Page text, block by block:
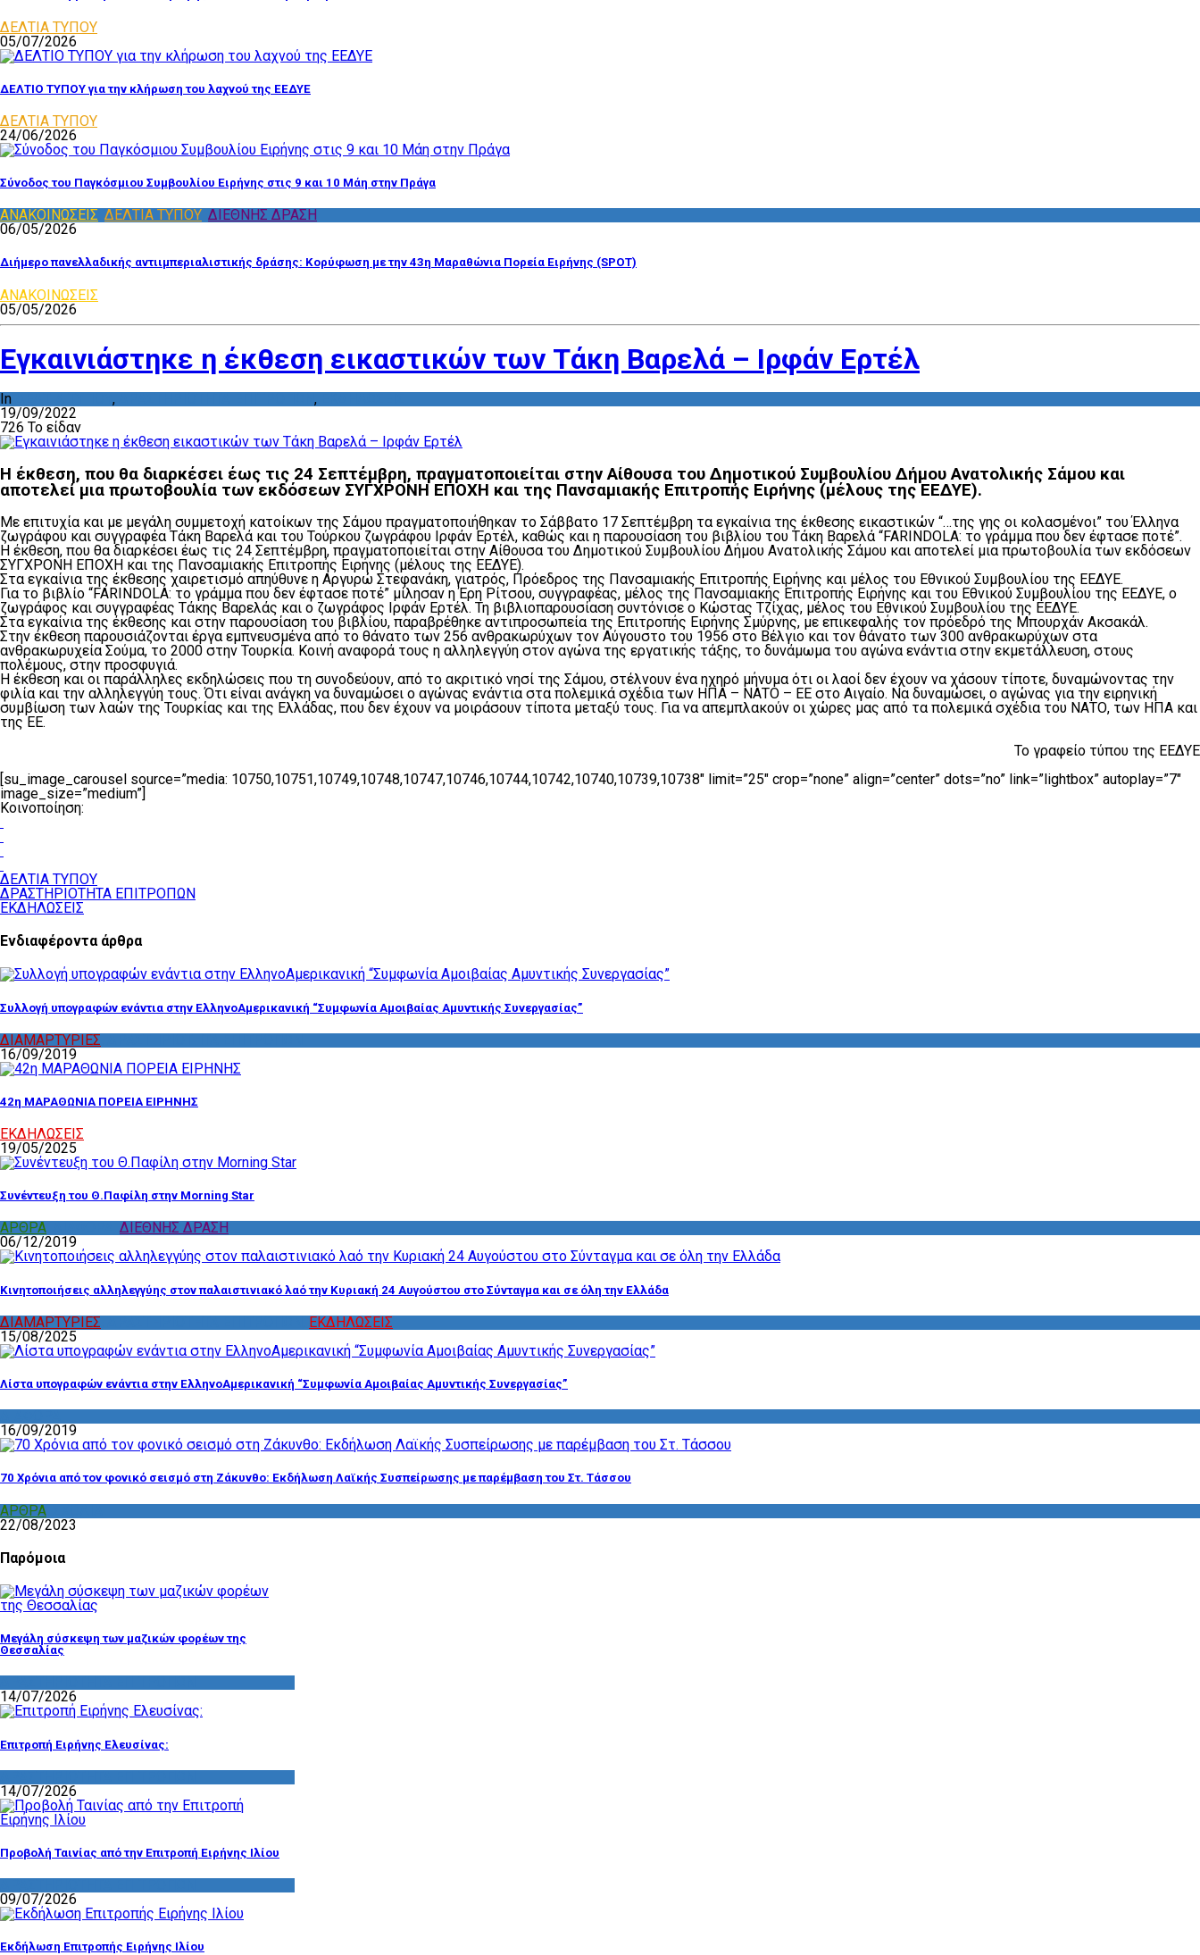
ΔΕΛΤΙΑ ΤΥΠΟΥ
05/07/2026
ΔΕΛΤΙΟ ΤΥΠΟΥ για την κλήρωση του λαχνού της ΕΕΔΥΕ
ΔΕΛΤΙΑ ΤΥΠΟΥ
24/06/2026
Σύνοδος του Παγκόσμιου Συμβουλίου Ειρήνης στις 9 και 10 Μάη στην Πράγα
ΑΝΑΚΟΙΝΩΣΕΙΣ ΔΕΛΤΙΑ ΤΥΠΟΥ ΔΙΕΘΝΗΣ ΔΡΑΣΗ
06/05/2026
Διήμερο πανελλαδικής αντιιμπεριαλιστικής δράσης: Κορύφωση με την 43η Μαραθώνια Πορεία Ειρήνης (SPOT)
ΑΝΑΚΟΙΝΩΣΕΙΣ
05/05/2026
Εγκαινιάστηκε η έκθεση εικαστικών των Τάκη Βαρελά – Ιρφάν Ερτέλ
In , ,
19/09/2022
726 Το είδαν
Η έκθεση, που θα διαρκέσει έως τις 24 Σεπτέμβρη, πραγματοποιείται στην Αίθουσα του Δημοτικού Συμβουλίου Δήμου Ανατολικής Σάμου και
αποτελεί μια πρωτοβουλία των εκδόσεων ΣΥΓΧΡΟΝΗ ΕΠΟΧΗ και της Πανσαμιακής Επιτροπής Ειρήνης (μέλους της ΕΕΔΥΕ).
Με επιτυχία και με μεγάλη συμμετοχή κατοίκων της Σάμου πραγματοποιήθηκαν το Σάββατο 17 Σεπτέμβρη τα εγκαίνια της έκθεσης εικαστικών “…της γης οι κολασμένοι” του Έλληνα
ζωγράφου και συγγραφέα Τάκη Βαρελά και του Τούρκου ζωγράφου Ιρφάν Ερτέλ, καθώς και η παρουσίαση του βιβλίου του Τάκη Βαρελά “FARINDOLA: το γράμμα που δεν έφτασε ποτέ”.
Η έκθεση, που θα διαρκέσει έως τις 24 Σεπτέμβρη, πραγματοποιείται στην Αίθουσα του Δημοτικού Συμβουλίου Δήμου Ανατολικής Σάμου και αποτελεί μια πρωτοβουλία των εκδόσεων
ΣΥΓΧΡΟΝΗ ΕΠΟΧΗ και της Πανσαμιακής Επιτροπής Ειρήνης (μέλους της ΕΕΔΥΕ).
Στα εγκαίνια της έκθεσης χαιρετισμό απηύθυνε η Αργυρώ Στεφανάκη, γιατρός, Πρόεδρος της Πανσαμιακής Επιτροπής Ειρήνης και μέλος του Εθνικού Συμβουλίου της ΕΕΔΥΕ.
Για το βιβλίο “FARINDOLA: το γράμμα που δεν έφτασε ποτέ” μίλησαν η Έρη Ρίτσου, συγγραφέας, μέλος της Πανσαμιακής Επιτροπής Ειρήνης και του Εθνικού Συμβουλίου της ΕΕΔΥΕ, ο
ζωγράφος και συγγραφέας Τάκης Βαρελάς και ο ζωγράφος Ιρφάν Ερτέλ. Τη βιβλιοπαρουσίαση συντόνισε ο Κώστας Τζίχας, μέλος του Εθνικού Συμβουλίου της ΕΕΔΥΕ.
Στα εγκαίνια της έκθεσης και στην παρουσίαση του βιβλίου, παραβρέθηκε αντιπροσωπεία της Επιτροπής Ειρήνης Σμύρνης, με επικεφαλής τον πρόεδρό της Μπουρχάν Ακσακάλ.
Στην έκθεση παρουσιάζονται έργα εμπνευσμένα από το θάνατο των 256 ανθρακωρύχων τον Αύγουστο του 1956 στο Βέλγιο και τον θάνατο των 300 ανθρακωρύχων στα
ανθρακωρυχεία Σούμα, το 2000 στην Τουρκία. Κοινή αναφορά τους η αλληλεγγύη στον αγώνα της εργατικής τάξης, το δυνάμωμα του αγώνα ενάντια στην εκμετάλλευση, στους
πολέμους, στην προσφυγιά.
Η έκθεση και οι παράλληλες εκδηλώσεις που τη συνοδεύουν, από το ακριτικό νησί της Σάμου, στέλνουν ένα ηχηρό μήνυμα ότι οι λαοί δεν έχουν να χάσουν τίποτε, δυναμώνοντας την
φιλία και την αλληλεγγύη τους. Ότι είναι ανάγκη να δυναμώσει ο αγώνας ενάντια στα πολεμικά σχέδια των ΗΠΑ – ΝΑΤΟ – ΕΕ στο Αιγαίο. Να δυναμώσει, ο αγώνας για την ειρηνική
συμβίωση των λαών της Τουρκίας και της Ελλάδας, που δεν έχουν να μοιράσουν τίποτα μεταξύ τους. Για να απεμπλακούν οι χώρες μας από τα πολεμικά σχέδια του ΝΑΤΟ, των ΗΠΑ και
της ΕΕ.
Το γραφείο τύπου της ΕΕΔΥΕ
[su_image_carousel source=”media: 10750,10751,10749,10748,10747,10746,10744,10742,10740,10739,10738″ limit=”25″ crop=”none” align=”center” dots=”no” link=”lightbox” autoplay=”7″
image_size=”medium”]
Κοινοποίηση:
ΔΕΛΤΙΑ ΤΥΠΟΥ
ΔΡΑΣΤΗΡΙΟΤΗΤΑ ΕΠΙΤΡΟΠΩΝ
ΕΚΔΗΛΩΣΕΙΣ
Ενδιαφέροντα άρθρα
Συλλογή υπογραφών ενάντια στην ΕλληνοΑμερικανική “Συμφωνία Αμοιβαίας Αμυντικής Συνεργασίας”
ΔΙΑΜΑΡΤΥΡΙΕΣ
16/09/2019
42η ΜΑΡΑΘΩΝΙΑ ΠΟΡΕΙΑ ΕΙΡΗΝΗΣ
ΕΚΔΗΛΩΣΕΙΣ
19/05/2025
Συνέντευξη του Θ.Παφίλη στην Morning Star
ΑΡΘΡΑ
ΔΙΕΘΝΗΣ ΔΡΑΣΗ
06/12/2019
Κινητοποιήσεις αλληλεγγύης στον παλαιστινιακό λαό την Κυριακή 24 Αυγούστου στο Σύνταγμα και σε όλη την Ελλάδα
ΔΙΑΜΑΡΤΥΡΙΕΣ
ΕΚΔΗΛΩΣΕΙΣ
15/08/2025
Λίστα υπογραφών ενάντια στην ΕλληνοΑμερικανική “Συμφωνία Αμοιβαίας Αμυντικής Συνεργασίας”
16/09/2019
70 Χρόνια από τον φονικό σεισμό στη Ζάκυνθο: Εκδήλωση Λαϊκής Συσπείρωσης με παρέμβαση του Στ. Τάσσου
ΑΡΘΡΑ
22/08/2023
Παρόμοια
Μεγάλη σύσκεψη των μαζικών φορέων της
Θεσσαλίας
14/07/2026
Επιτροπή Ειρήνης Ελευσίνας:
14/07/2026
Προβολή Ταινίας από την Επιτροπή Ειρήνης Ιλίου
09/07/2026
Εκδήλωση Επιτροπής Ειρήνης Ιλίου